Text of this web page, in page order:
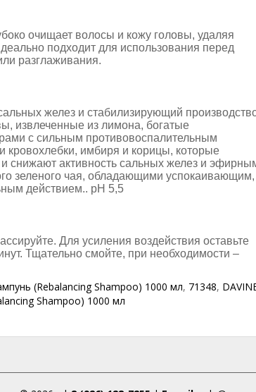
очищает волосы и кожу головы, удаляя
подходит для использования перед
разглаживания.
желез и стабилизирующий
извлеченные из лимона, богатые
с сильным противовоспалительным
кровохлебки, имбиря и корицы, которые
снижают активность сальных желез и
зеленого чая, обладающими успокаивающим,
действием.. рН 5,5
Для усиления воздействия оставьте
Тщательно смойте, при необходимости –
(Rebalancing Shampoo) 1000 мл, 71348,
Shampoo) 1000 мл